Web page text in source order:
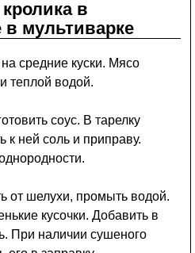
в
в мультиварке
средние куски. Мясо
теплой водой.
соус. В тарелку
к ней соль и приправу.
от шелухи, промыть водой.
кусочки. Добавить в
При наличии сушеного